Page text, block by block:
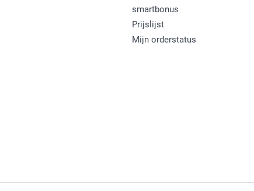
smartbonus
Prijslijst
Mijn orderstatus